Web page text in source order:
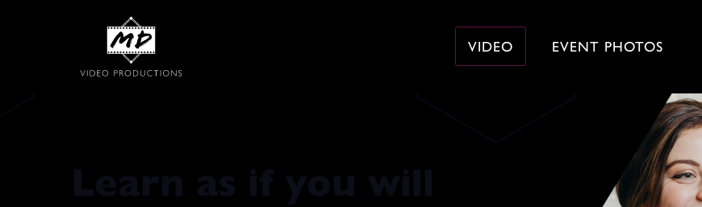
VIDEO EVENT PHOTOS